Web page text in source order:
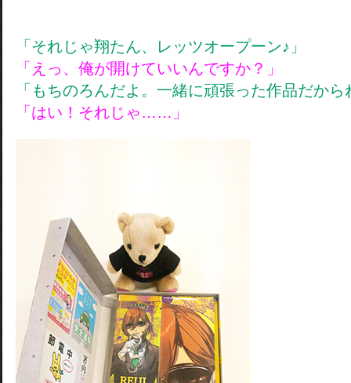
「それじゃ翔たん、レッツオープーン♪」
「えっ、俺が開けていいんですか？」
「もちのろんだよ。一緒に頑張った作品だから
「はい！それじゃ……」